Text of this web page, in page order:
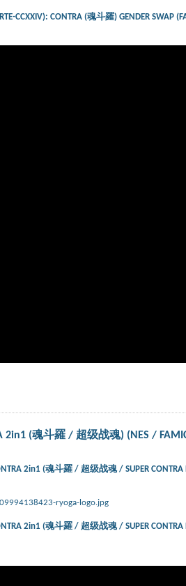
CCXXIV): CONTRA (魂斗羅) GENDER SWAP
2in1 (魂斗羅 / 超级战魂) (NES /
2in1 (魂斗羅 / 超级战魂 / SUPER
09994138423-ryoga-logo.jpg
2in1 (魂斗羅 / 超级战魂 / SUPER